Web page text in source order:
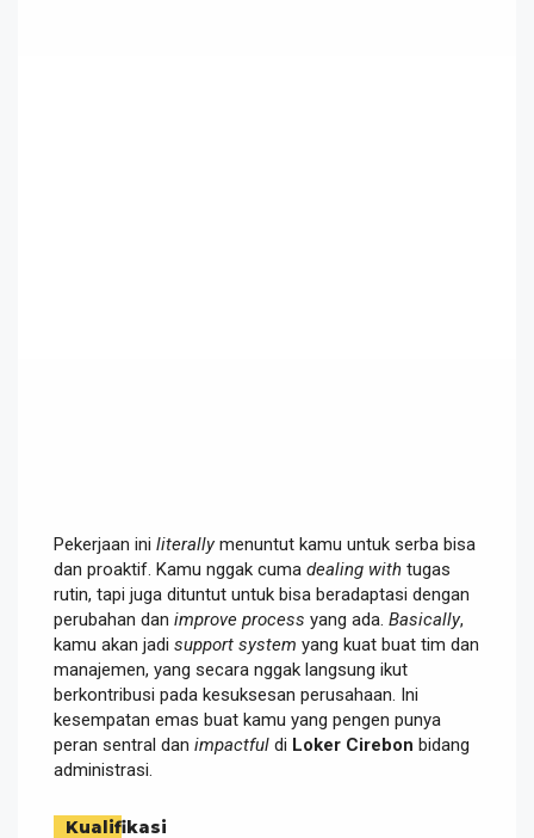
Pekerjaan ini literallymenuntut kamu untuk serba bisa
dan proaktif. Kamu nggak cuma dealing with tugas
rutin, tapi juga dituntut untuk bisa beradaptasi dengan
perubahan dan improve process yang ada. Basically,
kamu akan jadi support system yang kuat buat tim dan
manajemen, yang secara nggak langsung ikut
berkontribusi pada kesuksesan perusahaan. Ini
kesempatan emas buat kamu yang pengen punya
peran sentral dan impactful di Loker Cirebon bidang
administrasi.
Kualifikasi